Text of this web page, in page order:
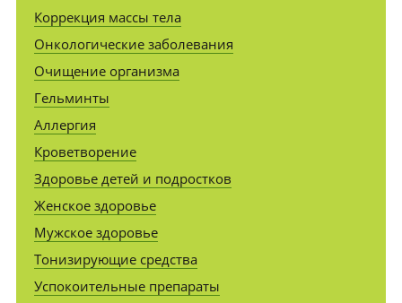
Коррекция массы тела
Онкологические заболевания
Очищение организма
Гельминты
Аллергия
Кроветворение
Здоровье детей и подростков
Женское здоровье
Мужское здоровье
Тонизирующие средства
Успокоительные препараты